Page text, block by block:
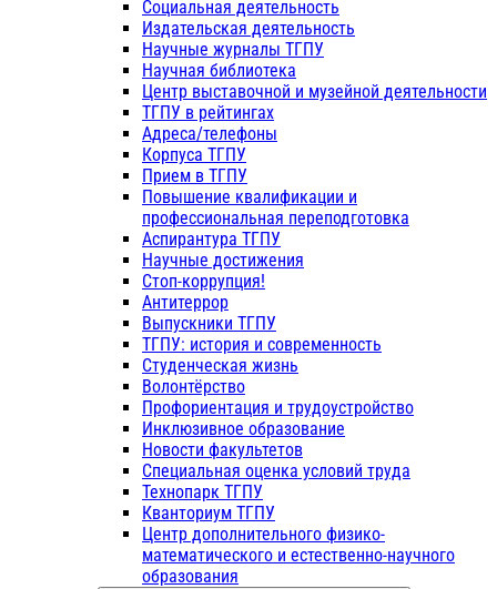
Социальная деятельность
Издательская деятельность
Научные журналы ТГПУ
Научная библиотека
Центр выставочной и музейной деятельности
ТГПУ в рейтингах
Адреса/телефоны
Корпуса ТГПУ
Прием в ТГПУ
Повышение квалификации и
профессиональная переподготовка
Аспирантура ТГПУ
Научные достижения
Стоп-коррупция!
Антитеррор
Выпускники ТГПУ
ТГПУ: история и современность
Студенческая жизнь
Волонтёрство
Профориентация и трудоустройство
Инклюзивное образование
Новости факультетов
Специальная оценка условий труда
Технопарк ТГПУ
Кванториум ТГПУ
Центр дополнительного физико-
математического и естественно-научного
образования